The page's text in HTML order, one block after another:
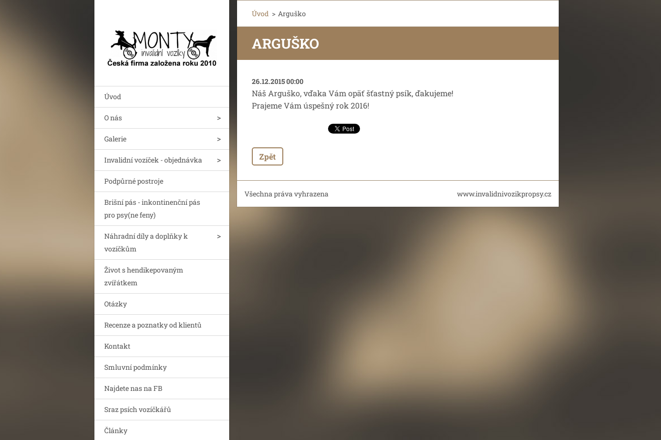
Úvod
O nás
Galerie
Invalidní vozíček - objednávka
Podpůrné postroje
Brišní pás - inkontinenční pás
pro psy(ne feny)
Náhradní díly a doplňky k
vozíčkům
Život s hendikepovaným
zvířátkem
Otázky
Recenze a poznatky od klientů
Kontakt
Smluvní podmínky
Najdete nas na FB
Sraz psích vozíčkářů
Články
Úvod > Arguško
ARGUŠKO
26.12.2015 00:00
Náš Arguško, vďaka Vám opäť šťastný psík, ďakujeme!
Prajeme Vám úspešný rok 2016!
Zpět
Všechna práva vyhrazena www.invalidnivozikpropsy.cz